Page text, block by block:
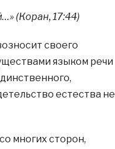
(Коран, 17:44)
своего
языком речи
естества не
многих сторон,